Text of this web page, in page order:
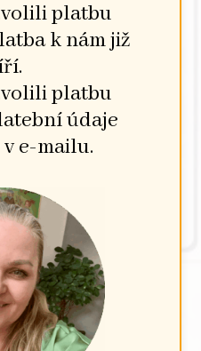
platbu
k nám již
platbu
údaje
e-mailu.